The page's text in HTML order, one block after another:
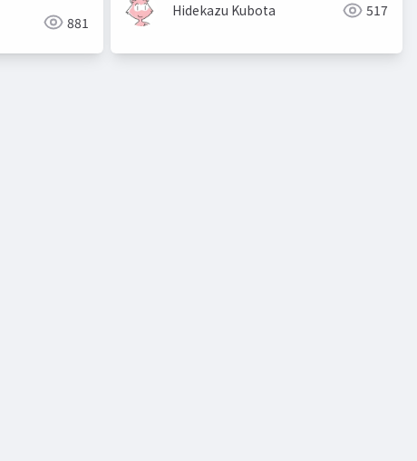
881
Hidekazu Kubota 517